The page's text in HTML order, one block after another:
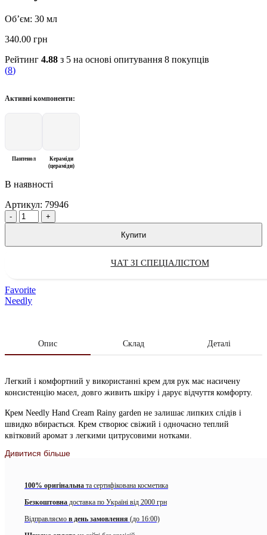
Об’єм: 30 мл
340.00 грн
Рейтинг 4.88 з 5 на основі опитування 8 покупців
(8)
Активні компоненти:
Пантенол
Кераміди
(цераміди)
В наявності
Артикул: 79946
Quantity
Купити
ЧАТ ЗІ СПЕЦІАЛІСТОМ
Favorite
Needly
Опис Склад Деталі
Легкий і комфортний у використанні крем для рук має насичену
консистенцію масел, довго живить шкіру і дарує відчуття комфорту.
Крем Needly Hand Cream Rainy garden не залишає липких слідів і
швидко вбирається. Крем створює свіжий і одночасно теплий
квітковий аромат з легкими цитрусовими нотками.
Основне завдання крему – нормалізація водного балансу та
Активні інгредієнти крему “Дощовий сад”:
олія мигдалю – джерело жирних кислот, сквалена, вітамінів
А, Е та інших поживних речовин, які зволожують покрив,
посилюють захисні функції шкіри, стимулюють процес
Дивитися більше
100% оригінальна та сертифікована косметика
Безкоштовна доставка по Україні від 2000 грн
Відправляємо в день замовлення (до 16:00)